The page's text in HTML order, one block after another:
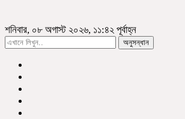
শনিবার, ০৮ অগাস্ট ২০২৬, ১১:৪২ পূর্বাহ্ন
অনুসন্ধান